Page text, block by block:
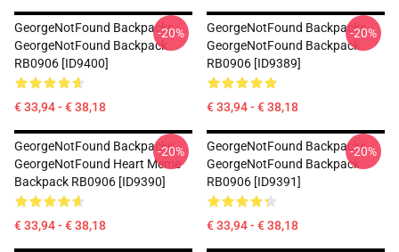
GeorgeNotFound Backpacks -
GeorgeNotFound Backpack
RB0906 [ID9400]
€ 33,94 - € 38,18
-20%
GeorgeNotFound Backpacks -
GeorgeNotFound Backpack
RB0906 [ID9389]
€ 33,94 - € 38,18
-20%
GeorgeNotFound Backpacks -
GeorgeNotFound Heart Meme
Backpack RB0906 [ID9390]
€ 33,94 - € 38,18
-20%
GeorgeNotFound Backpacks -
GeorgeNotFound Backpack
RB0906 [ID9391]
€ 33,94 - € 38,18
-20%